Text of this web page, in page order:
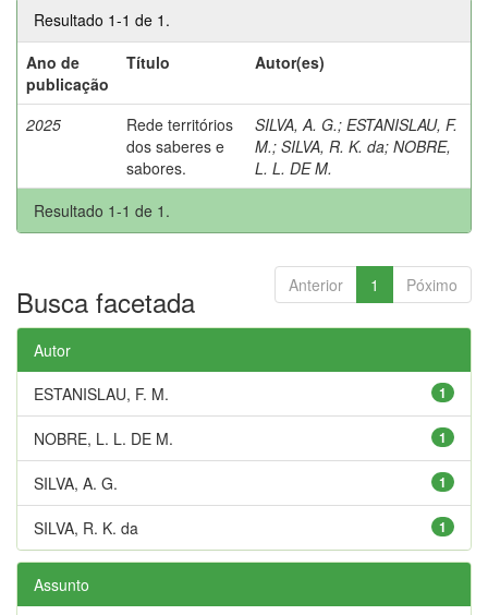
Resultado 1-1 de 1.
Ano de
publicação
Título Autor(es)
2025
Rede territórios
dos saberes e
sabores.
SILVA, A. G.; ESTANISLAU, F.
M.; SILVA, R. K. da; NOBRE,
L. L. DE M.
Resultado 1-1 de 1.
Anterior 1 Póximo
Busca facetada
Autor
1
ESTANISLAU, F. M.
1
NOBRE, L. L. DE M.
1
SILVA, A. G.
1
SILVA, R. K. da
Assunto